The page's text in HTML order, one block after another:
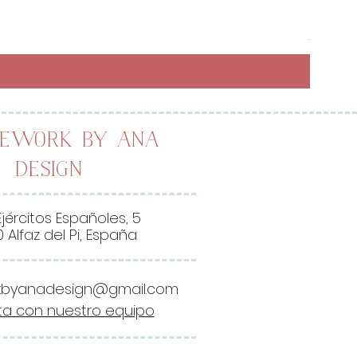
26,00
2
,
0
by Ana
Design
Españoles, 5
Alfaz del Pi, España
con nuestro equipo